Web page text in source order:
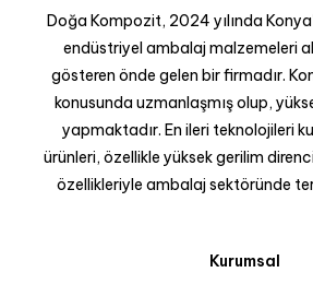
Doğa Kompozit, 2024 yılında
endüstriyel ambalaj malzemeleri
gösteren önde gelen bir firmadır.
konusunda uzmanlaşmış olup,
yapmaktadır. En ileri teknolojileri
ürünleri, özellikle yüksek gerilim
özellikleriyle ambalaj sektöründe
Kurumsal